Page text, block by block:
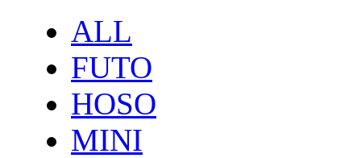
ALL
FUTO
HOSO
MINI